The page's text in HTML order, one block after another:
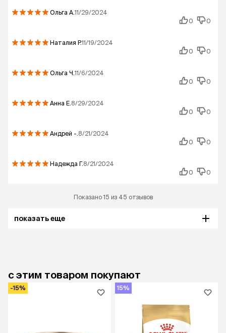
Ольга А.11/29/2024
0
0
Наталия Р.11/19/2024
0
0
Ольга Ч.11/6/2024
0
0
Анна Е. 8/29/2024
0
0
Андрей -. 8/21/2024
0
0
Надежда Г.8/21/2024
0
0
Показано 15 из 45 отзывов
показать еще
с этим товаром покупают
-15% 15%